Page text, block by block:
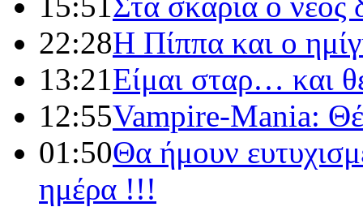
22:28Η Πίππα και ο
13:21Είμαι σταρ… και
12:55Vampire-Mania:
01:50Θα ήμουν
ημέρα !!!